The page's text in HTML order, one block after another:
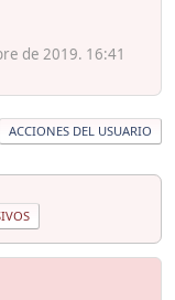
de 2019. 16:41
ACCIONES DEL USUARIO